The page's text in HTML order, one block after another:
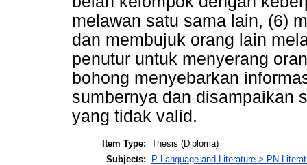
melawan satu sama lain, (6)
dan membujuk orang lain
penutur untuk menyerang
bohong menyebarkan
sumbernya dan disampaikan
yang tidak valid.
Item Type: Thesis (Diploma)
Subjects:
P Language and Literature > PN